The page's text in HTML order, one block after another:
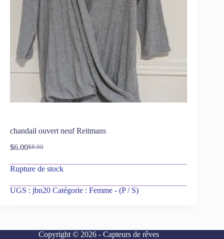
chandail ouvert neuf Reitmans
$8.00
$6.00
Rupture de stock
UGS : jbn20 Catégorie : Femme - (P / S)
Copyright © 2026 - Capteurs de rêves